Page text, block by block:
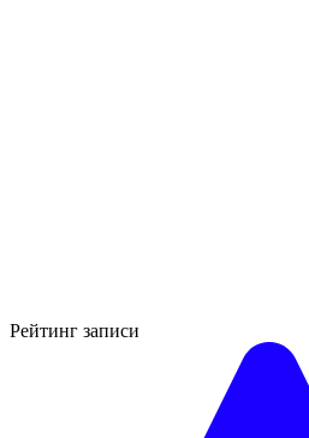
Рейтинг записи